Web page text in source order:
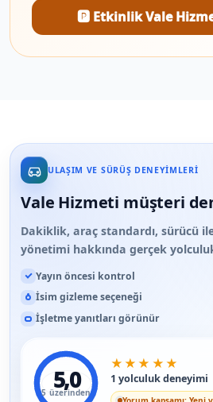
🅿️ Etkinlik Vale
ULAŞIM VE SÜRÜŞ DENEYIMLERI
Vale Hizmeti müşteri
Dakiklik, araç standardı, sürücü
yönetimi hakkında gerçek
Yayın öncesi kontrol
İsim gizleme seçeneği
İşletme yanıtları görünür
5,0
5 üzerinden
★ ★ ★ ★ ★
1 yolculuk deneyimi